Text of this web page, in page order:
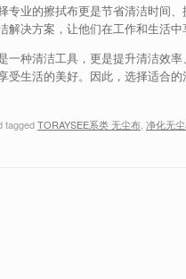
专业的擦拭布更是节省清洁时间
决方案，让他们在工作和生活中
一种清洁工具，更是提升清洁效
受生活的美好。因此，选择适合
taggedTORAYSEE系类 无尘布, 净化无